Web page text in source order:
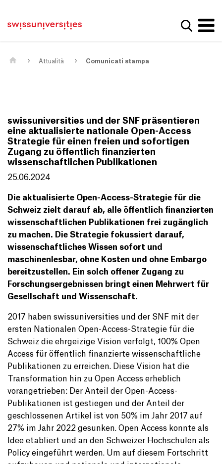
Navigazione principale
Contenuto
Meta Navigation
Mostra
Attualità Comunicati stampa
swissuniversities und der SNF präsentieren
eine aktualisierte nationale Open-Access
Strategie für einen freien und sofortigen
Zugang zu öffentlich finanzierten
wissenschaftlichen Publikationen
25.06.2024
Die aktualisierte Open-Access-Strategie für die
Schweiz zielt darauf ab, alle öffentlich finanzierten
wissenschaftlichen Publikationen frei zugänglich
zu machen. Die Strategie fokussiert darauf,
wissenschaftliches Wissen sofort und
maschinenlesbar, ohne Kosten und ohne Embargo
bereitzustellen. Ein solch offener Zugang zu
Forschungsergebnissen bringt einen Mehrwert für
Gesellschaft und Wissenschaft.
2017 haben swissuniversities und der SNF mit der
ersten Nationalen Open-Access-Strategie für die
Schweiz die ehrgeizige Vision verfolgt, 100% Open
Access für öffentlich finanzierte wissenschaftliche
Publikationen zu erreichen. Diese Vision hat die
Transformation hin zu Open Access erheblich
vorangetrieben: Der Anteil der Open-Access-
Publikationen ist gestiegen und der Anteil der
geschlossenen Artikel ist von 50% im Jahr 2017 auf
27% im Jahr 2022 gesunken. Open Access konnte als
Idee etabliert und an den Schweizer Hochschulen als
Policy eingeführt werden. Um auf diesem Fortschritt